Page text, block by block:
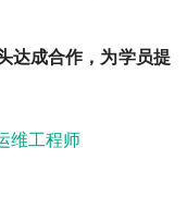
达成合作，为学员提